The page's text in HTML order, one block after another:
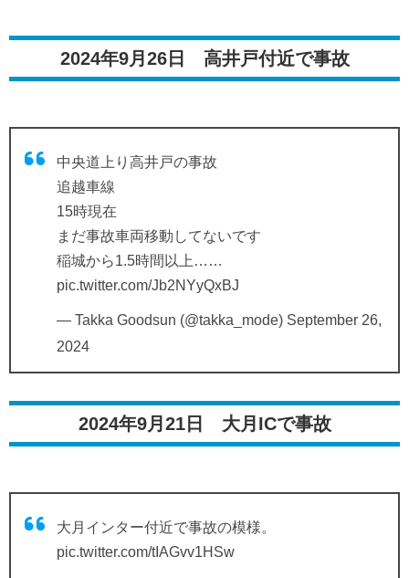
2024年9月26日 高井戸付近で事故
中央道上り高井戸の事故
追越車線
15時現在
まだ事故車両移動してないです
稲城から1.5時間以上……
pic.twitter.com/Jb2NYyQxBJ
— Takka Goodsun (@takka_mode) September 26,
2024
2024年9月21日 大月ICで事故
大月インター付近で事故の模様。
pic.twitter.com/tIAGvv1HSw